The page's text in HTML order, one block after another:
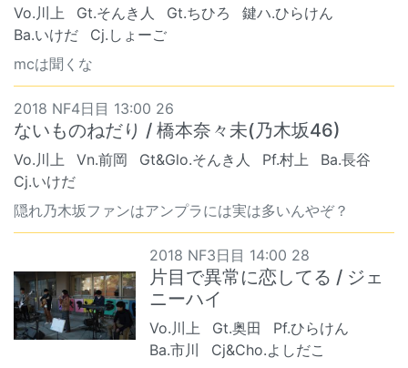
Vo.川上 Gt.そんき人 Gt.ちひろ
鍵ハ.ひらけん
Ba.いけだ
Cj.しょーご
mcは聞くな
2018 NF4日目 13:00 26
ないものねだり / 橋本奈々未(乃木坂46)
Vo.川上 Vn.前岡 Gt&Glo.そんき人 Pf.村上
Ba.長谷
Cj.いけだ
隠れ乃木坂ファンはアンプラには実は多いんやぞ？
2018 NF3日目 14:00 28
片目で異常に恋してる / ジェ
ニーハイ
Vo.川上 Gt.奥田
Pf.ひらけん
Ba.市川
Cj&Cho.よしだこ